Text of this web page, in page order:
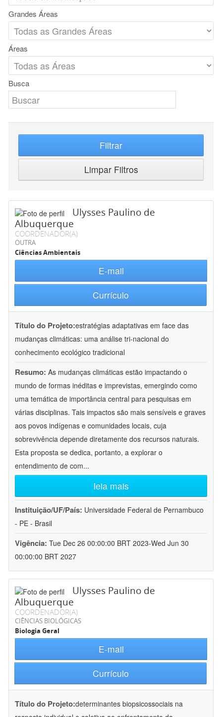
Grandes Áreas
Áreas
Busca
Filtrar
Limpar Filtros
Ulysses Paulino de
Albuquerque
COORDENADOR(A)
OUTRA
Ciências Ambientais
E-mail
Currículo
Título do Projeto:estratégias adaptativas em face das
mudanças climáticas: uma análise tri-nacional do
conhecimento ecológico tradicional
Resumo: As mudanças climáticas estão impactando o
mundo de formas inéditas e imprevistas, emergindo como
uma temática de importância central para pesquisas em
várias disciplinas. Tais impactos são mais sensíveis e graves
aos povos indígenas e comunidades locais, cuja
sobrevivência depende diretamente dos recursos naturais.
Esta proposta se dedica, portanto, a explorar o
entendimento de com...
leia mais
Instituição/UF/País: Universidade Federal de Pernambuco
- PE - Brasil
Vigência: Tue Dec 26 00:00:00 BRT 2023-Wed Jun 30
00:00:00 BRT 2027
Ulysses Paulino de
Albuquerque
COORDENADOR(A)
CIÊNCIAS BIOLÓGICAS
Biologia Geral
E-mail
Currículo
Título do Projeto:determinantes biopsicossociais na